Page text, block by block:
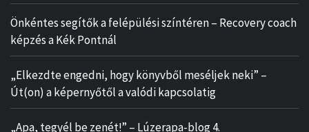
Önkéntes segítők a felépülési színtéren – Recovery coach
képzés a Kék Pontnál
„Elkezdte engedni, hogy könyvből meséljek neki” –
Út(on) a képernyőtől a valódi kapcsolatig
„Apa, tegyél be zenét!” – Lúzerapa-blog 4.